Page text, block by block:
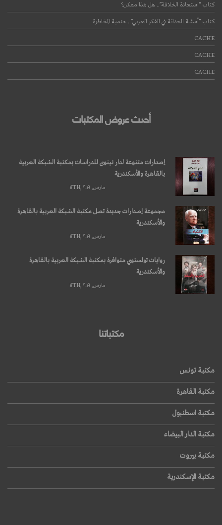
كتاب “استعادة الخلافة”.. هل هذا ممكن؟
كتاب “أسئلة الحداثة في الفكر العربي”.. حتمية المخاطرة
CACHE
CACHE
CACHE
أحدث عروض المكتبات
إصدارات متنوعة لدار نينوى للدراسات بمكتبة الشبكة العربية
بالقاهرة والأسكندرية
مارس, ۱۲TH, ۲۰۱۹
مجموعة إصدارات جديدة تصل مكتبة الشبكة العربية بالقاهرة
والأسكندرية
مارس, ۱۲TH, ۲۰۱۹
روايات تولستوي متوافرة بمكتبة الشبكة العربية بالقاهرة
والأسكندرية
مارس, ۱۲TH, ۲۰۱۹
مكتباتنا
مكتبة تونس
مكتبة القاهرة
مكتبة اسطنبول
مكتبة الدار البيضاء
مكتبة بيروت
مكتبة الإسكندرية